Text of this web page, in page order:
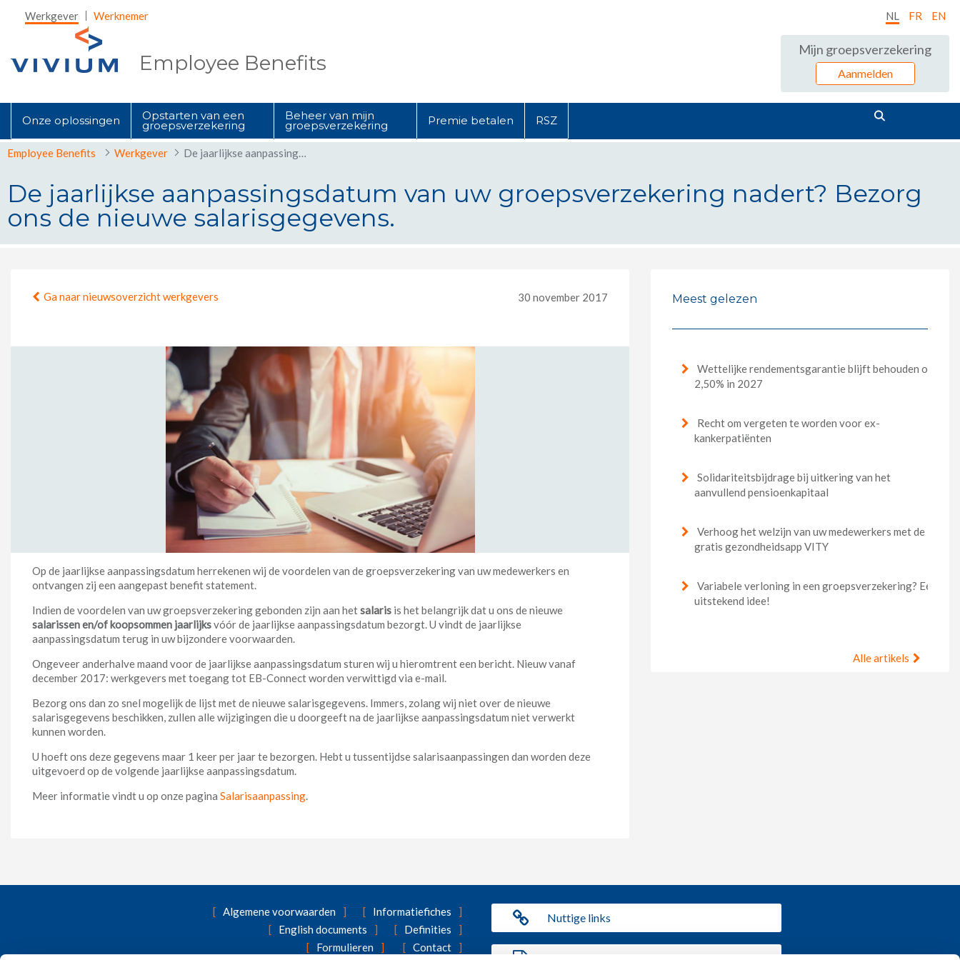
Skip to Main Content
Werkgever Werknemer NL FR EN
Employee Benefits
Mijn groepsverzekering
Aanmelden
Onze oplossingen Opstarten van een
groepsverzekering
Beheer van mijn
groepsverzekering Premie betalen RSZ
Employee Benefits Werkgever De jaarlijkse aanpassingsdatum van uw groepsverzekering nadert? Bezorg ons de nieuwe salarisgegevens.
De jaarlijkse aanpassingsdatum van uw groepsverzekering nadert? Bezorg
ons de nieuwe salarisgegevens.
Ga naar nieuwsoverzicht werkgevers 30 november 2017
Op de jaarlijkse aanpassingsdatum herrekenen wij de voordelen van de groepsverzekering van uw medewerkers en
ontvangen zij een aangepast benefit statement.
Indien de voordelen van uw groepsverzekering gebonden zijn aan hetsalaris is het belangrijk dat u ons de nieuwe
salarissen en/of koopsommen jaarlijksvóór de jaarlijkse aanpassingsdatum bezorgt. U vindt de jaarlijkse
aanpassingsdatum terug in uw bijzondere voorwaarden.
Ongeveer anderhalve maand voor de jaarlijkse aanpassingsdatum sturen wij u hieromtrent een bericht. Nieuw vanaf
december 2017: werkgevers met toegang tot EB-Connect worden verwittigd via e-mail.
Bezorg ons dan zo snel mogelijk de lijst met de nieuwe salarisgegevens. Immers, zolang wij niet over de nieuwe
salarisgegevens beschikken, zullen alle wijzigingen die u doorgeeft na de jaarlijkse aanpassingsdatum niet verwerkt
kunnen worden.
U hoeft ons deze gegevens maar 1 keer per jaar te bezorgen. Hebt u tussentijdse salarisaanpassingen dan worden deze
uitgevoerd op de volgende jaarlijkse aanpassingsdatum.
Meer informatie vindt u op onze pagina Salarisaanpassing.
Meest gelezen
Wettelijke rendementsgarantie blijft behouden op
2,50% in 2027
Recht om vergeten te worden voor ex-
kankerpatiënten
Solidariteitsbijdrage bij uitkering van het
aanvullend pensioenkapitaal
Verhoog het welzijn van uw medewerkers met de
gratis gezondheidsapp VITY
Variabele verloning in een groepsverzekering? Een
uitstekend idee!
Alle artikels
Algemene voorwaarden
Informatiefiches
English documents
Definities
Formulieren
Contact
Nuttige links